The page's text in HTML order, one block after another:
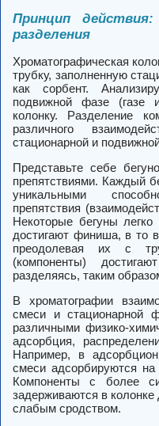
Принцип
разделения
Хроматографическая
трубку, заполненную
как сорбент.
подвижной фазе (газе
колонку. Разделение
различного
стационарной и
Представьте себе
препятствиями. Каждый
уникальными
препятствия
Некоторые бегуны
достигают финиша, в то
преодолевая их с
(компоненты)
разделяясь, таким
В хроматографии
смеси и стационарной
различными физико-
адсорбция,
Например, в
смеси адсорбируются на
Компоненты с более
задерживаются в
слабым сродством.